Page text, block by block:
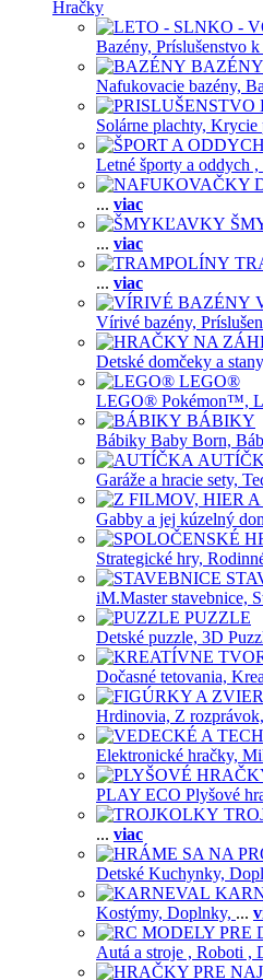
Hračky
Bazény, Príslušenstvo k
BAZÉNY
Nafukovacie bazény,
Solárne plachty, Krycie
Letné športy a oddych ,
... viac
... viac
... viac
Vírivé bazény,
Detské domčeky a
LEGO®
LEGO® Pokémon™,
BÁBIKY
Bábiky Baby Born,
Garáže a hracie sety,
Gabby a jej kúzelný
Strategické hry,
iM.Master stavebnice,
PUZZLE
Detské puzzle, 3D
Dočasné tetovania,
Hrdinovia, Z rozprávok,
Elektronické hračky,
PLAY ECO Plyšové
... viac
Detské Kuchynky,
Kostýmy, Doplnky, ...
Autá a stroje , Roboti ,